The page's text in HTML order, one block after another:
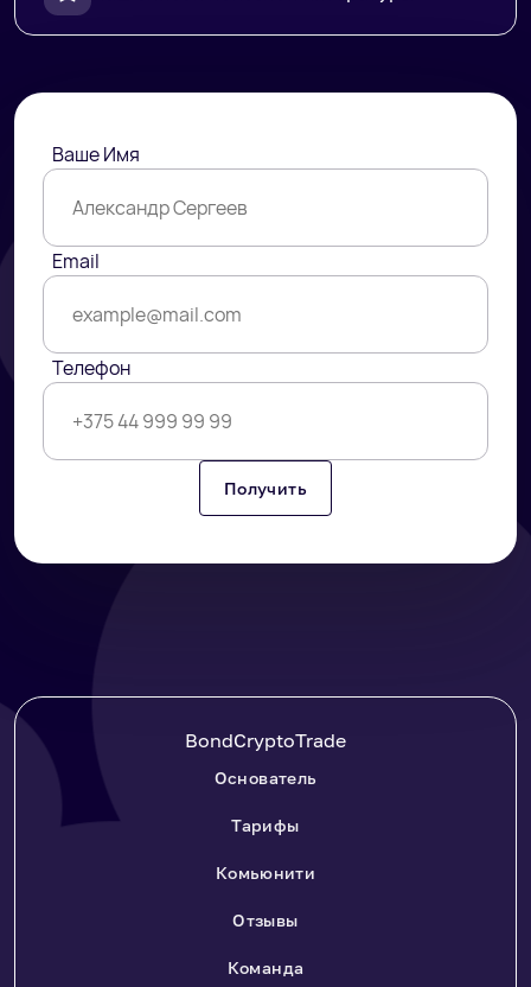
Ваше Имя
Email
Телефон
BondCryptoTrade
Основатель
Тарифы
Комьюнити
Отзывы
Команда